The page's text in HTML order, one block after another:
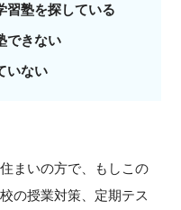
習塾を探している
できない
いない
まいの方で、もしこの
の授業対策、定期テス